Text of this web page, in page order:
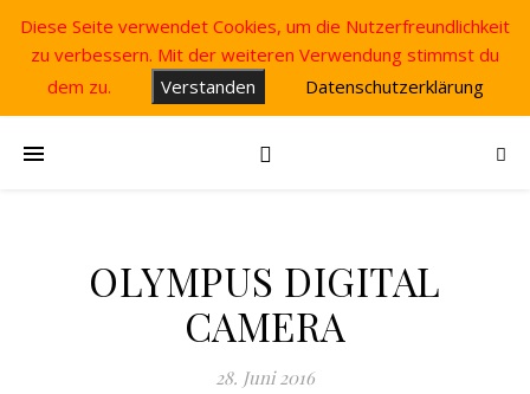
OLYMPUS DIGITAL
CAMERA
28. Juni 2016
Diese Seite verwendet Cookies, um die Nutzerfreundlichkeit
zu verbessern. Mit der weiteren Verwendung stimmst du
dem zu.
Verstanden Datenschutzerklärung